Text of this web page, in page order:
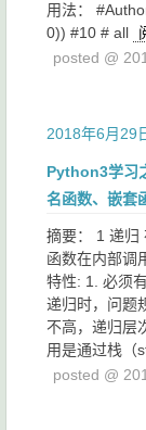
用法：
0)) #10 # all
posted @
2018年6月29
Python3学习
名函数、嵌套
摘要： 1 递归
函数在内部调
特性: 1. 必须
递归时，问题
不高，递归层
用是通过栈（
posted @